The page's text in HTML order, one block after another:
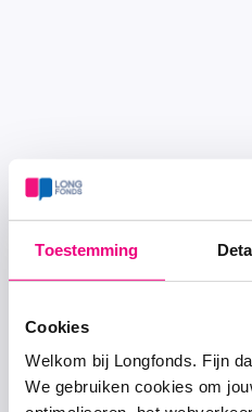
Toestemming
Cookies
Welkom bij Longfonds. Fijn
We gebruiken cookies om